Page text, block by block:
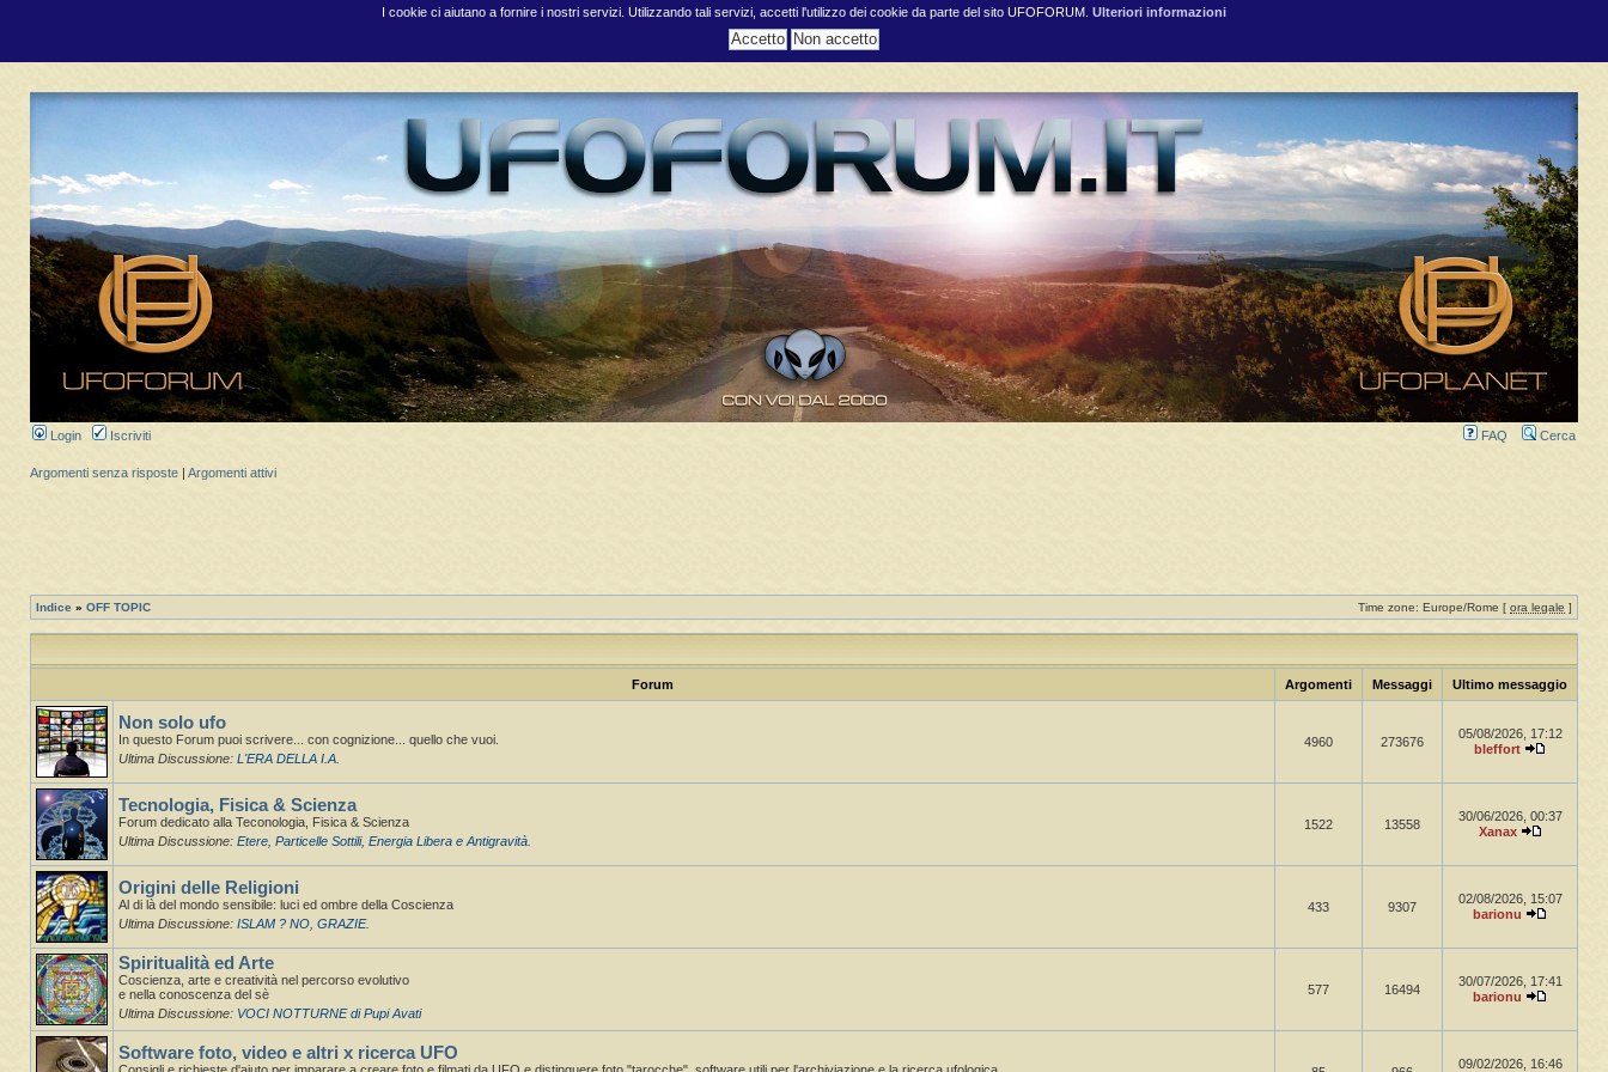
I cookie ci aiutano a fornire i nostri servizi. Utilizzando tali servizi, accetti l'utilizzo dei cookie da parte del sito UFOFORUM. Ulteriori informazioni
Login Iscriviti FAQ Cerca
Argomenti senza risposte Argomenti attivi
Indice » OFF TOPIC Time zone: Europe/Rome [ ora legale ]
Forum Argomenti Messaggi Ultimo messaggio
Non solo ufo
In questo Forum puoi scrivere... con cognizione... quello che vuoi.
Ultima Discussione: L'ERA DELLA I.A.
4960 273676
05/08/2026, 17:12
bleffort
Tecnologia, Fisica & Scienza
Forum dedicato alla Teconologia, Fisica & Scienza
Ultima Discussione: Etere, Particelle Sottili, Energia Libera e Antigravità.
1522 13558
30/06/2026, 00:37
Xanax
Origini delle Religioni
Al di là del mondo sensibile: luci ed ombre della Coscienza
Ultima Discussione: ISLAM ? NO, GRAZIE.
433 9307
02/08/2026, 15:07
barionu
Spiritualità ed Arte
Coscienza, arte e creatività nel percorso evolutivo
e nella conoscenza del sè
Ultima Discussione: VOCI NOTTURNE di Pupi Avati
577 16494
30/07/2026, 17:41
barionu
Software foto, video e altri x ricerca UFO
09/02/2026, 16:46